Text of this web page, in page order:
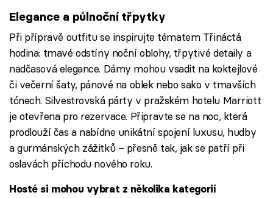
Elegance a půlnoční třpytky
Při přípravě outfitu se inspirujte tématem Třináctá
hodina: tmavé odstíny noční oblohy, třpytivé detaily a
nadčasová elegance. Dámy mohou vsadit na koktejlové
či večerní šaty, pánové na oblek nebo sako v tmavších
tónech. Silvestrovská párty v pražském hotelu Marriott
je otevřena pro rezervace. Připravte se na noc, která
prodlouží čas a nabídne unikátní spojení luxusu, hudby
a gurmánských zážitků – přesně tak, jak se patří při
oslavách příchodu nového roku.
Hosté si mohou vybrat z několika kategorií